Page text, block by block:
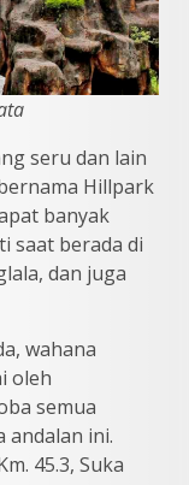
seru dan lain
Hillpark
banyak
saat berada di
dan juga
wahana
oleh
semua
andalan ini.
45.3, Suka